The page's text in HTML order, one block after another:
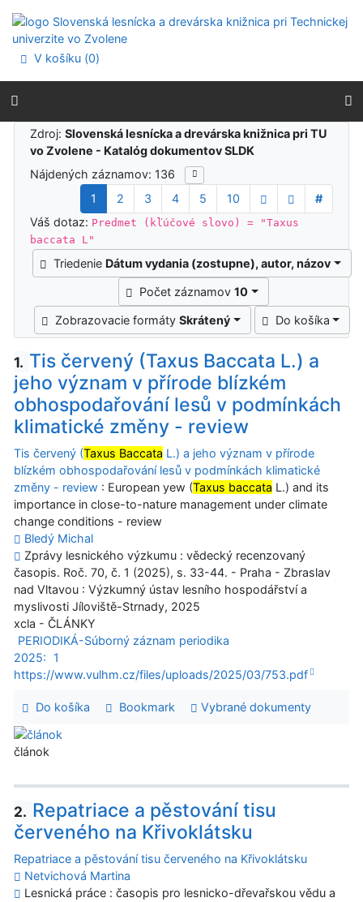
Prejsť na menu
Prehlásenie o webovej prístupnosti
V košíku (0)
Výsledky vyhľadávania
Zdroj:Slovenská lesnícka a drevárska knižnica pri TU
vo Zvolene - Katalóg dokumentov SLDK
Nájdených záznamov: 136
1
2 3 4 5 10
#
Váš dotaz: Predmet (kľúčové slovo) = "Taxus
baccata L"
Triedenie Dátum vydania (zostupne), autor, názov
Počet záznamov10
Zobrazovacie formátySkrátený Do košíka
1. Tis červený (Taxus Baccata L.) a
jeho význam v přírode blízkém
obhospodařování lesů v podmínkách
klimatické změny - review
Tis červený (Taxus Baccata L.) a jeho význam v přírode
blízkém obhospodařování lesů v podmínkách klimatické
změny - review : European yew (Taxus baccata L.) and its
importance in close-to-nature management under climate
change conditions - review
Bledý Michal
Zprávy lesnického výzkumu : vědecký recenzovaný
časopis. Roč. 70, č. 1 (2025), s. 33-44. - Praha - Zbraslav
nad Vltavou : Výzkumný ústav lesního hospodářství a
myslivosti Jíloviště-Strnady, 2025
xcla - ČLÁNKY
PERIODIKÁ-Súborný záznam periodika
2025:
1
https://www.vulhm.cz/files/uploads/2025/03/753.pdf
Do košíka Bookmark Vybrané dokumenty
článok
2. Repatriace a pěstování tisu
červeného na Křivoklátsku
Repatriace a pěstování tisu červeného na Křivoklátsku
Netvichová Martina
Lesnická práce : časopis pro lesnicko-dřevařskou vědu a